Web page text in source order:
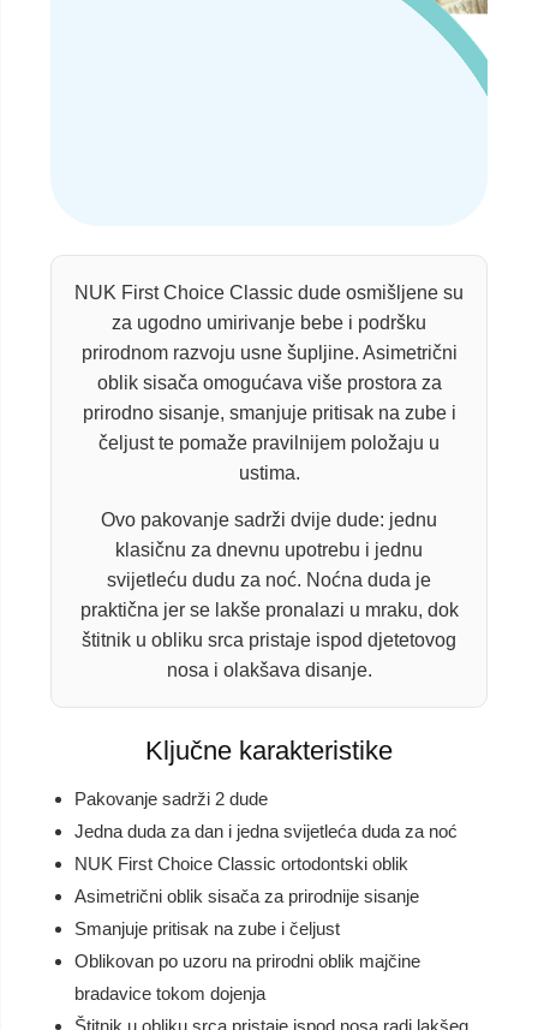
NUK First Choice Classic dude osmišljene su
za ugodno umirivanje bebe i podršku
prirodnom razvoju usne šupljine. Asimetrični
oblik sisača omogućava više prostora za
prirodno sisanje, smanjuje pritisak na zube i
čeljust te pomaže pravilnijem položaju u
ustima.
Ovo pakovanje sadrži dvije dude: jednu
klasičnu za dnevnu upotrebu i jednu
svijetleću dudu za noć. Noćna duda je
praktična jer se lakše pronalazi u mraku, dok
štitnik u obliku srca pristaje ispod djetetovog
nosa i olakšava disanje.
Ključne karakteristike
Pakovanje sadrži 2 dude
Jedna duda za dan i jedna svijetleća duda za noć
NUK First Choice Classic ortodontski oblik
Asimetrični oblik sisača za prirodnije sisanje
Smanjuje pritisak na zube i čeljust
Oblikovan po uzoru na prirodni oblik majčine
bradavice tokom dojenja